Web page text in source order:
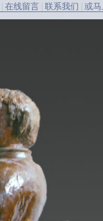
在线留言 联系我们 或马